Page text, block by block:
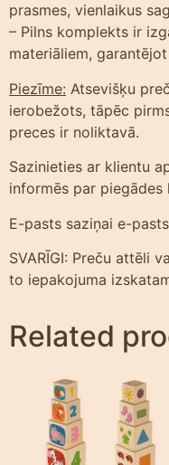
prasmes, vienlaikus
– Pilns komplekts ir
materiāliem,
Piezīme: Atsevišķu
ierobežots, tāpēc
preces ir noliktavā.
Sazinieties ar klientu
informēs par piegādes
E-pasts saziņai e-
SVARĪGI: Preču attēli
to iepakojuma
Related